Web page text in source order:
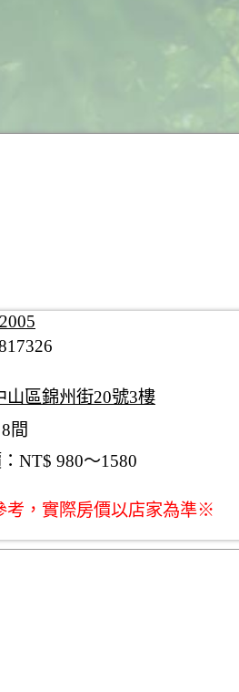
山區錦州街20號3樓
間
NT$ 980～1580
，實際房價以店家為準※